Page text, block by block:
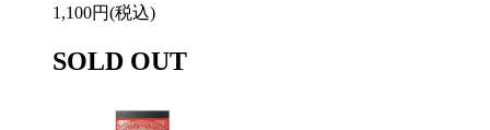
1,100円(税込)
SOLD OUT